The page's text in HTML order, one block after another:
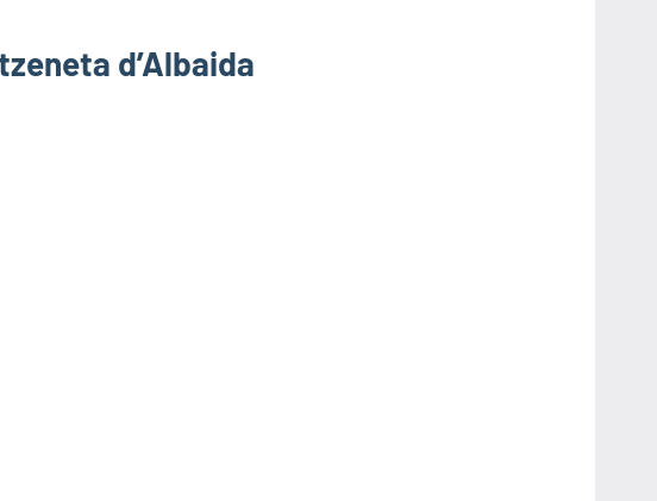
d’Albaida